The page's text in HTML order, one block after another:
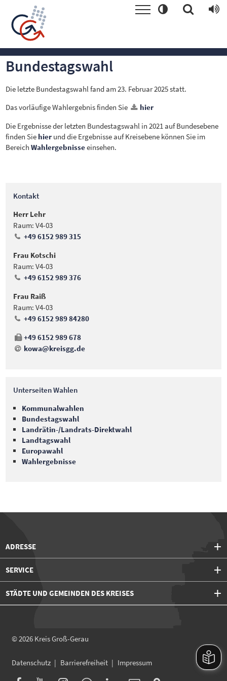
Bundestagswahl
Die letzte Bundestagswahl fand am 23. Februar 2025 statt.
Das vorläufige Wahlergebnis finden Sie
hier
Die Ergebnisse der letzten Bundestagswahl in 2021 auf Bundesebene
finden Sie hier und die Ergebnisse auf Kreisebene können Sie im
BereichWahlergebnisseeinsehen.
Kontakt
Herr Lehr
Raum: V4-03
+49 6152 989 315
Frau Kotschi
Raum: V4-03
+49 6152 989 376
Frau Raiß
Raum: V4-03
+49 6152 989 84280
+49 6152 989 678
kowa@kreisgg.de
Unterseiten Wahlen
Kommunalwahlen
Bundestagswahl
Landrätin-/Landrats-Direktwahl
Landtagswahl
Europawahl
Wahlergebnisse
ADRESSE
SERVICE
STÄDTE UND GEMEINDEN DES KREISES
© 2026 Kreis Groß-Gerau
Datenschutz Barrierefreiheit Impressum